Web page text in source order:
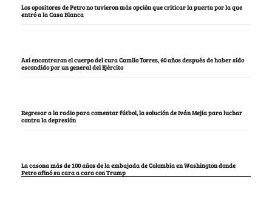
Los opositores de Petro no tuvieron más opción que criticar la puerta por la que
entró a la Casa Blanca
Así encontraron el cuerpo del cura Camilo Torres, 60 años después de haber sido
escondido por un general del Ejército
Regresar a la radio para comentar fútbol, la solución de Iván Mejía para luchar
contra la depresión
La casona más de 100 años de la embajada de Colombia en Washington donde
Petro afinó su cara a cara con Trump